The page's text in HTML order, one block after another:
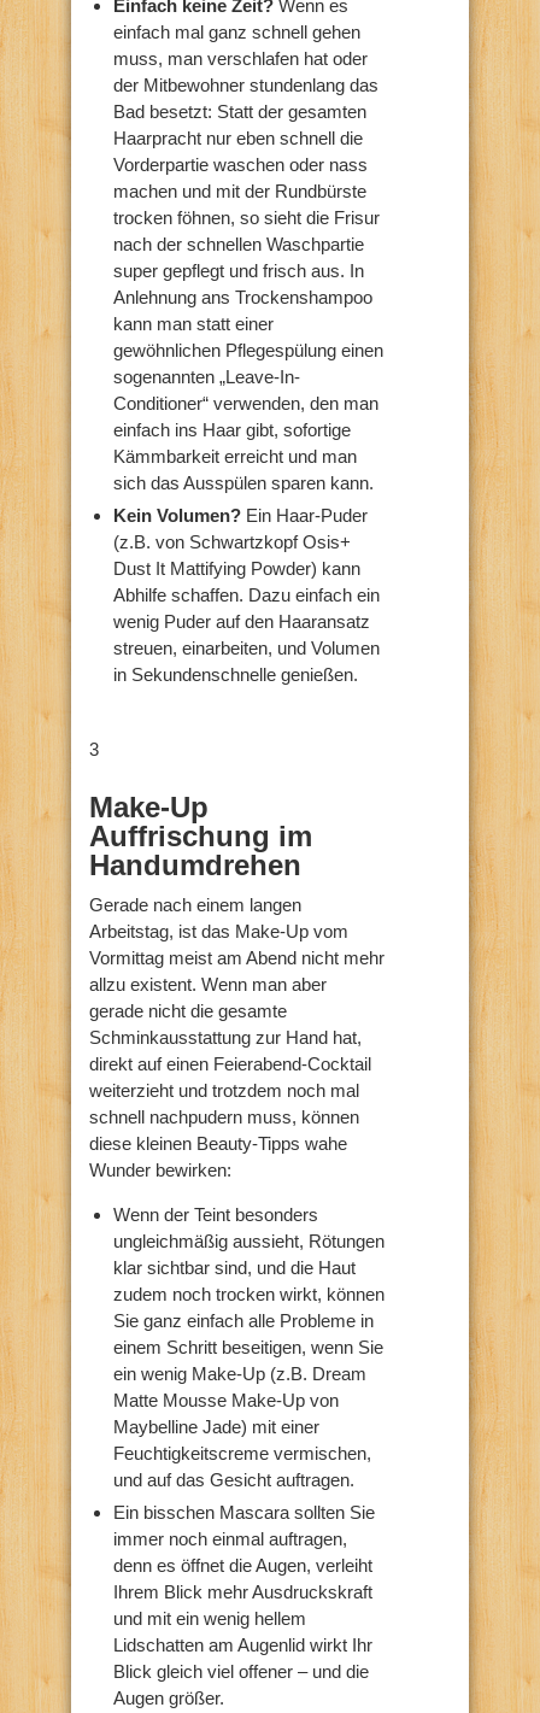
Einfach keine Zeit? Wenn es
einfach mal ganz schnell gehen
muss, man verschlafen hat oder
der Mitbewohner stundenlang das
Bad besetzt: Statt der gesamten
Haarpracht nur eben schnell die
Vorderpartie waschen oder nass
machen und mit der Rundbürste
trocken föhnen, so sieht die Frisur
nach der schnellen Waschpartie
super gepflegt und frisch aus. In
Anlehnung ans Trockenshampoo
kann man statt einer
gewöhnlichen Pflegespülung einen
sogenannten „Leave-In-
Conditioner“ verwenden, den man
einfach ins Haar gibt, sofortige
Kämmbarkeit erreicht und man
sich das Ausspülen sparen kann.
Kein Volumen? Ein Haar-Puder
(z.B. von Schwartzkopf Osis+
Dust It Mattifying Powder) kann
Abhilfe schaffen. Dazu einfach ein
wenig Puder auf den Haaransatz
streuen, einarbeiten, und Volumen
in Sekundenschnelle genießen.
3
Make-Up
Auffrischung im
Handumdrehen
Gerade nach einem langen
Arbeitstag, ist das Make-Up vom
Vormittag meist am Abend nicht mehr
allzu existent. Wenn man aber
gerade nicht die gesamte
Schminkausstattung zur Hand hat,
direkt auf einen Feierabend-Cocktail
weiterzieht und trotzdem noch mal
schnell nachpudern muss, können
diese kleinen Beauty-Tipps wahe
Wunder bewirken:
Wenn der Teint besonders
ungleichmäßig aussieht, Rötungen
klar sichtbar sind, und die Haut
zudem noch trocken wirkt, können
Sie ganz einfach alle Probleme in
einem Schritt beseitigen, wenn Sie
ein wenig Make-Up (z.B. Dream
Matte Mousse Make-Up von
Maybelline Jade) mit einer
Feuchtigkeitscreme vermischen,
und auf das Gesicht auftragen.
Ein bisschen Mascara sollten Sie
immer noch einmal auftragen,
denn es öffnet die Augen, verleiht
Ihrem Blick mehr Ausdruckskraft
und mit ein wenig hellem
Lidschatten am Augenlid wirkt Ihr
Blick gleich viel offener – und die
Augen größer.